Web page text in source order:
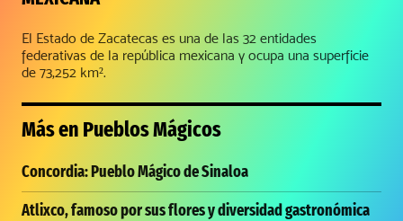
El Estado de Zacatecas es una de las 32 entidades
federativas de la república mexicana y ocupa una superficie
de 73,252 km².
Más en Pueblos Mágicos
Concordia: Pueblo Mágico de Sinaloa
Atlixco, famoso por sus flores y diversidad gastronómica